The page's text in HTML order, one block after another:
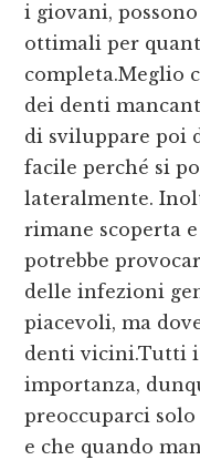
i giovani,
ottimali per
completa.Meglio
dei denti
di sviluppare poi
facile perché si
lateralmente.
rimane scoperta
potrebbe
delle infezioni
piacevoli, ma
denti vicini.Tutti
importanza,
preoccuparci
e che quando